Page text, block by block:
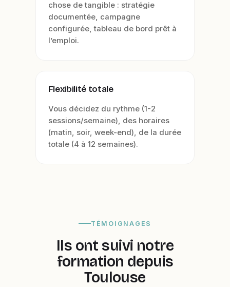
chose de tangible : stratégie
documentée, campagne
configurée, tableau de bord prêt à
l’emploi.
Flexibilité totale
Vous décidez du rythme (1-2
sessions/semaine), des horaires
(matin, soir, week-end), de la durée
totale (4 à 12 semaines).
TÉMOIGNAGES
Ils ont suivi notre
formation depuis
Toulouse